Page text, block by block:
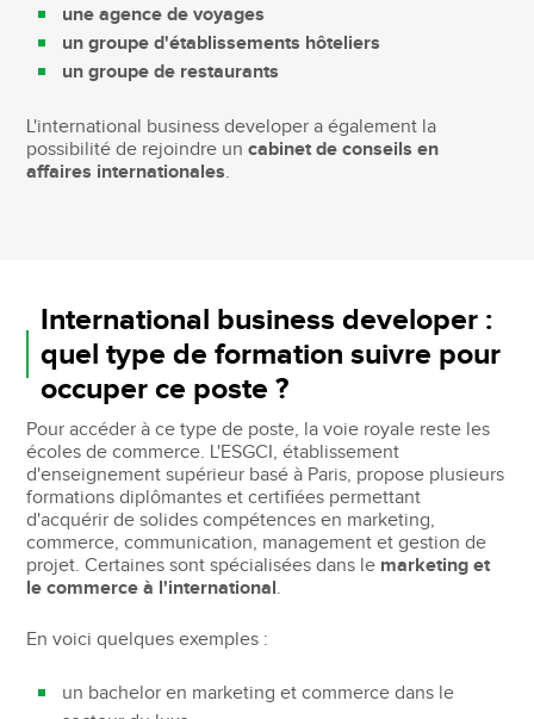
une agence de voyages
un groupe d'établissements hôteliers
un groupe de restaurants
L'international business developer a également la
possibilité de rejoindre uncabinet de conseils en
affaires internationales.
International business developer :
quel type de formation suivre pour
occuper ce poste ?
Pour accéder à ce type de poste, la voie royale reste les
écoles de commerce. L'ESGCI, établissement
d'enseignement supérieur basé à Paris, propose plusieurs
formations diplômantes et certifiées permettant
d'acquérir de solides compétences en marketing,
commerce, communication, management et gestion de
projet. Certaines sont spécialisées dans le marketing et
le commerce à l'international.
En voici quelques exemples :
un bachelor en marketing et commerce dans le